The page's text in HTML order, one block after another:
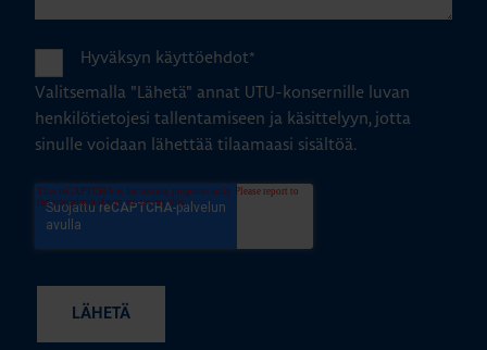
Hyväksyn käyttöehdot*
Valitsemalla "Lähetä" annat UTU-konsernille luvan
henkilötietojesi tallentamiseen ja käsittelyyn, jotta
sinulle voidaan lähettää tilaamaasi sisältöä.